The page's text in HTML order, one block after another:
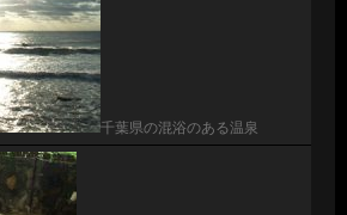
千葉県の混浴のある温泉